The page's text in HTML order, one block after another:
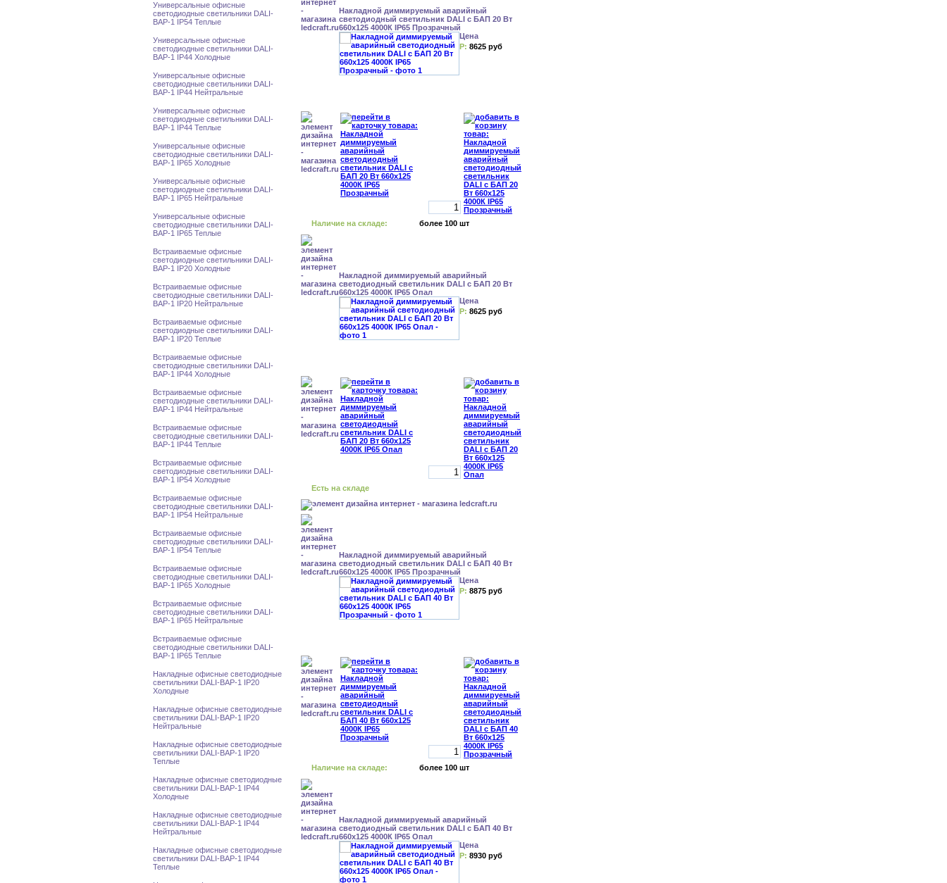
Универсальные офисные
светодиодные светильники DALI-
BAP-1 IP54 Теплые
Универсальные офисные
светодиодные светильники DALI-
BAP-1 IP44 Холодные
Универсальные офисные
светодиодные светильники DALI-
BAP-1 IP44 Нейтральные
Универсальные офисные
светодиодные светильники DALI-
BAP-1 IP44 Теплые
Универсальные офисные
светодиодные светильники DALI-
BAP-1 IP65 Холодные
Универсальные офисные
светодиодные светильники DALI-
BAP-1 IP65 Нейтральные
Универсальные офисные
светодиодные светильники DALI-
BAP-1 IP65 Теплые
Встраиваемые офисные
светодиодные светильники DALI-
BAP-1 IP20 Холодные
Встраиваемые офисные
светодиодные светильники DALI-
BAP-1 IP20 Нейтральные
Встраиваемые офисные
светодиодные светильники DALI-
BAP-1 IP20 Теплые
Встраиваемые офисные
светодиодные светильники DALI-
BAP-1 IP44 Холодные
Встраиваемые офисные
светодиодные светильники DALI-
BAP-1 IP44 Нейтральные
Встраиваемые офисные
светодиодные светильники DALI-
BAP-1 IP44 Теплые
Встраиваемые офисные
светодиодные светильники DALI-
BAP-1 IP54 Холодные
Встраиваемые офисные
светодиодные светильники DALI-
BAP-1 IP54 Нейтральные
Встраиваемые офисные
светодиодные светильники DALI-
BAP-1 IP54 Теплые
Встраиваемые офисные
светодиодные светильники DALI-
BAP-1 IP65 Холодные
Встраиваемые офисные
светодиодные светильники DALI-
BAP-1 IP65 Нейтральные
Встраиваемые офисные
светодиодные светильники DALI-
BAP-1 IP65 Теплые
Накладные офисные светодиодные
светильники DALI-BAP-1 IP20
Холодные
Накладные офисные светодиодные
светильники DALI-BAP-1 IP20
Нейтральные
Накладные офисные светодиодные
светильники DALI-BAP-1 IP20
Теплые
Накладные офисные светодиодные
светильники DALI-BAP-1 IP44
Холодные
Накладные офисные светодиодные
светильники DALI-BAP-1 IP44
Нейтральные
Накладные офисные светодиодные
светильники DALI-BAP-1 IP44
Теплые
Накладной диммируемый аварийный
светодиодный светильник DALI с БАП 20 Вт
660x125 4000К IP65 Прозрачный
Цена
Р: 8625 руб
Наличие на складе: более 100 шт
Накладной диммируемый аварийный
светодиодный светильник DALI с БАП 20 Вт
660x125 4000К IP65 Опал
Цена
Р: 8625 руб
Есть на складе
Накладной диммируемый аварийный
светодиодный светильник DALI с БАП 40 Вт
660x125 4000К IP65 Прозрачный
Цена
Р: 8875 руб
Наличие на складе: более 100 шт
Накладной диммируемый аварийный
светодиодный светильник DALI с БАП 40 Вт
660x125 4000К IP65 Опал
Цена
Р: 8930 руб